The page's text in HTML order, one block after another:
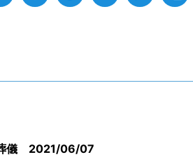
葬儀 2021/06/07